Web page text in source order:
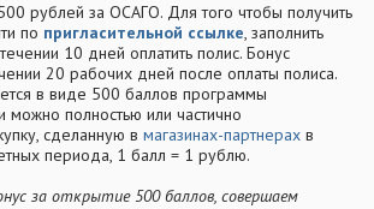
рублей за ОСАГО. Для того чтобы получить
по пригласительной ссылке, заполнить
10 дней оплатить полис. Бонус
20 рабочих дней после оплаты полиса.
в виде 500 баллов программы
можно полностью или частично
сделанную в магазинах-партнерах в
периода, 1 балл = 1 рублю.
за открытие 500 баллов, совершаем